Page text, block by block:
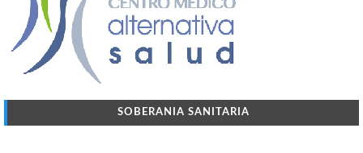
SOBERANIA SANITARIA